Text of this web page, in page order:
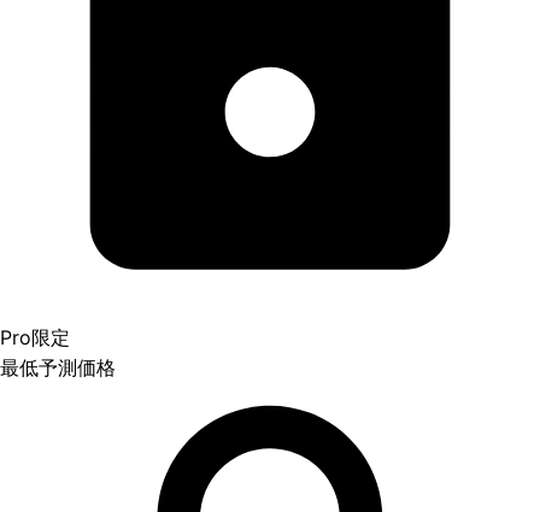
Pro限定
最低予測価格